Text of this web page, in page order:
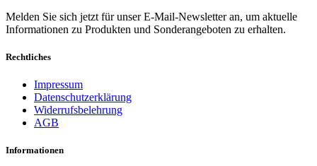
Melden Sie sich jetzt für unser E-Mail-Newsletter an, um aktuelle
Informationen zu Produkten und Sonderangeboten zu erhalten.
Rechtliches
Impressum
Datenschutzerklärung
Widerrufsbelehrung
AGB
Informationen